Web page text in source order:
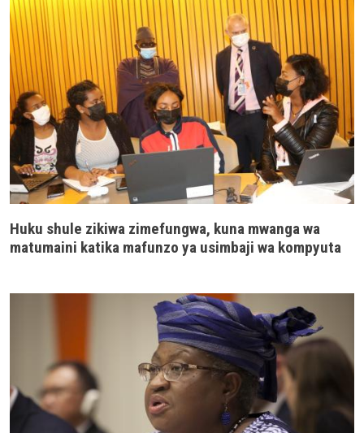
Huku shule zikiwa zimefungwa, kuna mwanga wa
matumaini katika mafunzo ya usimbaji wa kompyuta